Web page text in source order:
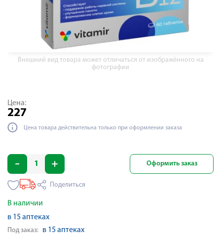
Внешний вид товара может отличаться от изображённого на
фотографии
Цена:
227
Цена товара действительна только при оформлении заказа
Оформить заказ
Поделиться
В наличии
в 15 аптеках
Под заказ: в 15 аптеках